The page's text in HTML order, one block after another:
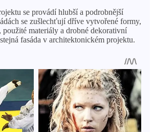
se provádí hlubší a podrobnější
se zušlechťují dříve vytvořené formy,
použité materiály a drobné dekorativní
fasáda v architektonickém projektu.